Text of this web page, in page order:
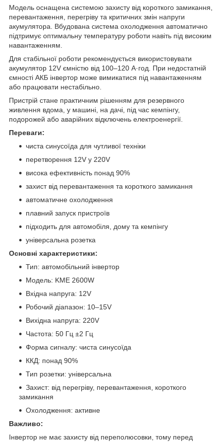
Модель оснащена системою захисту від короткого замикання,
перевантаження, перегріву та критичних змін напруги
акумулятора. Вбудована система охолодження автоматично
підтримує оптимальну температуру роботи навіть під високим
навантаженням.
Для стабільної роботи рекомендується використовувати
акумулятор 12V ємністю від 100–120 А·год. При недостатній
ємності АКБ інвертор може вимикатися під навантаженням
або працювати нестабільно.
Пристрій стане практичним рішенням для резервного
живлення вдома, у машині, на дачі, під час кемпінгу,
подорожей або аварійних відключень електроенергії.
Переваги:
чиста синусоїда для чутливої техніки
перетворення 12V у 220V
висока ефективність понад 90%
захист від перевантаження та короткого замикання
автоматичне охолодження
плавний запуск пристроїв
підходить для автомобіля, дому та кемпінгу
універсальна розетка
Основні характеристики:
Тип: автомобільний інвертор
Модель: KME 2600W
Вхідна напруга: 12V
Робочий діапазон: 10–15V
Вихідна напруга: 220V
Частота: 50 Гц ±2 Гц
Форма сигналу: чиста синусоїда
ККД: понад 90%
Тип розетки: універсальна
Захист: від перегріву, перевантаження, короткого
замикання
Охолодження: активне
Важливо:
Інвертор не має захисту від переполюсовки, тому перед